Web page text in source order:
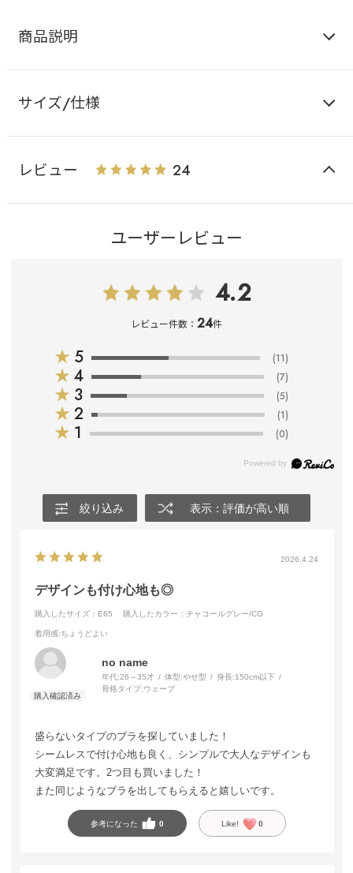
商品説明
サイズ/仕様
レビュー 24
ユーザーレビュー
4.2
レビュー件数： 24件
★ 5 (11)
★ 4 (7)
★ 3 (5)
★ 2 (1)
★ 1 (0)
絞り込み 表示：評価が高い順
2026.4.24
デザインも付け心地も◎
購入したサイズ：E65 購入したカラー：チャコールグレー/CG
着用感:ちょうどよい
no name
年代:26～35才 体型:やせ型 身長:150cm以下
骨格タイプ:ウェーブ
盛らないタイプのブラを探していました！
シームレスで付け心地も良く、シンプルで大人なデザインも
大変満足です。2つ目も買いました！
また同じようなブラを出してもらえると嬉しいです。
参考になった 0 Like! 0